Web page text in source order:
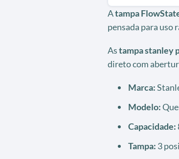
Atampa
pensada para uso
Astampa stanley
direto com
Marca:
Modelo:
Capacidade:
Tampa: 3